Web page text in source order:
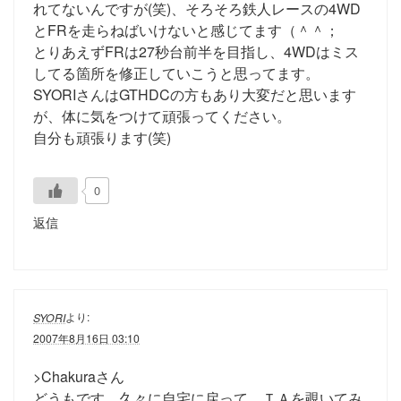
れてないんですが(笑)、そろそろ鉄人レースの4WD
とFRを走らねばいけないと感じてます（＾＾；
とりあえずFRは27秒台前半を目指し、4WDはミス
してる箇所を修正していこうと思ってます。
SYORIさんはGTHDCの方もあり大変だと思います
が、体に気をつけて頑張ってください。
自分も頑張ります(笑)
0
返信
SYORIより:
2007年8月16日 03:10
>Chakuraさん